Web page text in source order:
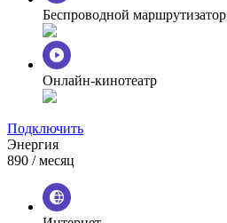
Беспроводной маршрутизатор
Онлайн-кинотеатр
Подключить
Энергия
890 / месяц